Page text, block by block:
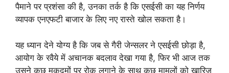
पैमाने पर प्रशंसा की है, उनका तर्क है कि एसईसी का यह निर्णय
व्यापक एनएफटी बाजार के लिए नए रास्ते खोल सकता है।
यह ध्यान देने योग्य है कि जब से गैरी जेन्सलर ने एसईसी छोड़ा है,
आयोग के रवैये में अचानक बदलाव देखा गया है, फिर भी आज तक
उसने कुछ मुकदमों पर रोक लगाने के साथ कुछ मामलों को खारिज